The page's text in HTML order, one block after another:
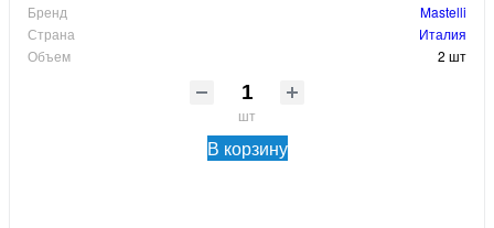
Бренд
Mastelli
Страна
Италия
Объем
2 шт
шт
В корзину